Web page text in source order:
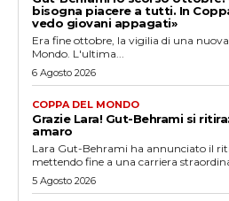
bisogna piacere a tutti. In
vedo giovani appagati»
Era fine ottobre, la vigilia di una
Mondo. L'ultima...
6 Agosto 2026
COPPA DEL MONDO
Grazie Lara! Gut-Behrami si
amaro
Lara Gut-Behrami ha annunciato il
mettendo fine a una carriera
5 Agosto 2026